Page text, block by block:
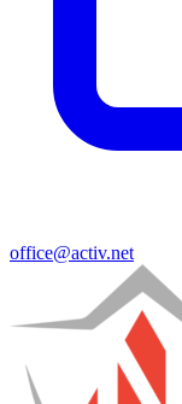
office@activ.net